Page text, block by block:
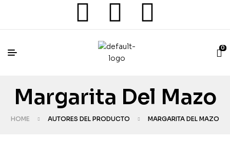
0
Margarita Del Mazo
HOME AUTORES DEL PRODUCTO MARGARITA DEL MAZO